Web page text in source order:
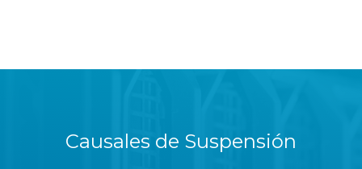
Causales de Suspensión